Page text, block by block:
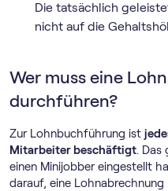
Die tatsächlich
nicht auf die
Wer muss eine
durchführen?
Zur Lohnbuchführung ist
Mitarbeiter beschäftigt. Das
einen Minijobber eingestellt
darauf, eine